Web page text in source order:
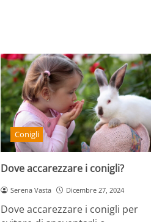
Conigli
Dove accarezzare i conigli?
Serena Vasta Dicembre 27, 2024
Dove accarezzare i conigli per